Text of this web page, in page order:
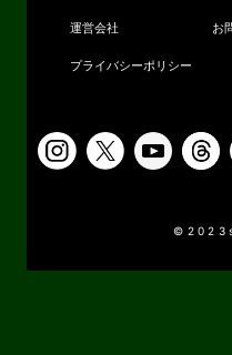
運営会社 お
プライバシーポリシー